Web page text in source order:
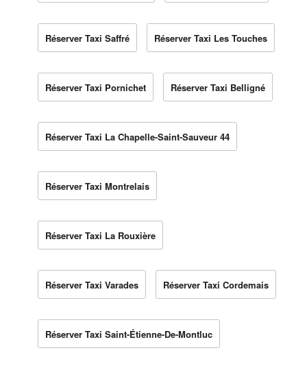
Réserver Taxi Saffré Réserver Taxi Les Touches
Réserver Taxi Pornichet Réserver Taxi Belligné
Réserver Taxi La Chapelle-Saint-Sauveur 44
Réserver Taxi Montrelais
Réserver Taxi La Rouxière
Réserver Taxi Varades Réserver Taxi Cordemais
Réserver Taxi Saint-Étienne-De-Montluc